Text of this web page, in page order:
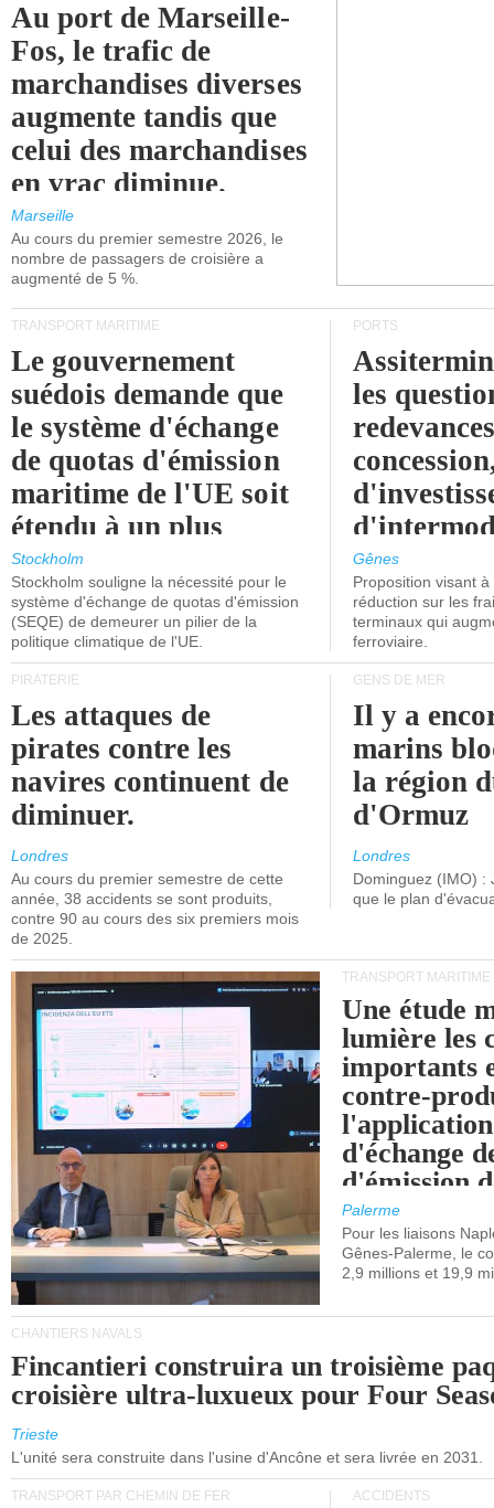
Au port de Marseille-
Fos, le trafic de
marchandises diverses
augmente tandis que
celui des marchandises
en vrac diminue.
Marseille
Au cours du premier semestre 2026, le
nombre de passagers de croisière a
augmenté de 5 %.
TRANSPORT MARITIME
Le gouvernement
suédois demande que
le système d'échange
de quotas d'émission
maritime de l'UE soit
étendu à un plus
grand nombre de
navires.
Stockholm
Stockholm souligne la nécessité pour le
système d'échange de quotas d'émission
(SEQE) de demeurer un pilier de la
politique climatique de l'UE.
PORTS
les
l'attention
politiciens.
Gênes
Proposition visant
réduction sur les
terminaux qui
ferroviaire.
PIRATERIE
Les attaques de
pirates contre les
navires continuent de
diminuer.
Londres
Au cours du premier semestre de cette
année, 38 accidents se sont produits,
contre 90 au cours des six premiers mois
de 2025.
GENS DE MER
Il y a
marins
la région
d'Ormuz
Londres
Dominguez (IMO) :
que le plan
TRANSPORT MARITIME
Une étude
lumière les
importants
contre-
d'échange
d'émission
(SEQE-UE)
maritimes
occidentale.
Palerme
Pour les liaisons
Gênes-Palerme, le
2,9 millions et 19,9
CHANTIERS NAVALS
Fincantieri construira un troisième
croisière ultra-luxueux pour Four
Trieste
L'unité sera construite dans l'usine d'Ancône et sera livrée en 2031.
TRANSPORT PAR CHEMIN DE FER ACCIDENTS